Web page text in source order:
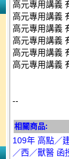
高元專用講義
高元專用講義
高元專用講義
高元專用講義
高元專用講義
高元專用講義
--
相關商品:
109年 高點／
／西／獸醫 函